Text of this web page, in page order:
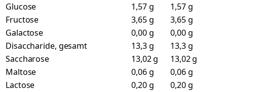
Glucose
1,57 g
1,57 g
Fructose
3,65 g
3,65 g
Galactose
0,00 g
0,00 g
Disaccharide, gesamt
13,3 g
13,3 g
Saccharose
13,02 g
13,02 g
Maltose
0,06 g
0,06 g
Lactose
0,20 g
0,20 g